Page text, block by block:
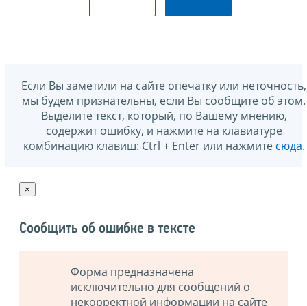
Если Вы заметили на сайте опечатку или неточность,
мы будем признательны, если Вы сообщите об этом.
Выделите текст, который, по Вашему мнению,
содержит ошибку, и нажмите на клавиатуре
комбинацию клавиш: Ctrl + Enter или нажмите сюда.
×
Сообщить об ошибке в тексте
Форма предназначена
исключительно для сообщений о
некорректной информации на сайте